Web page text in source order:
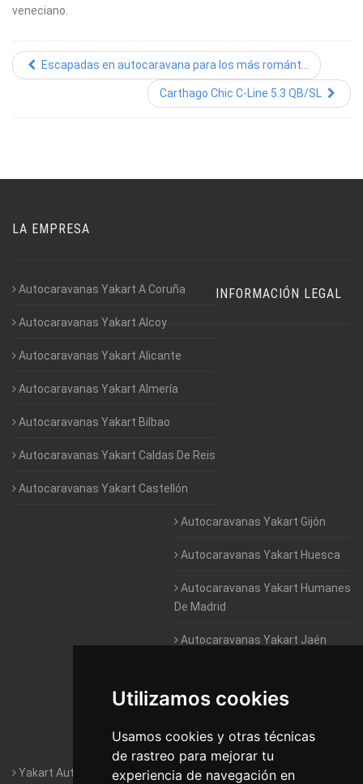
Utilizamos cookies
Usamos cookies y otras técnicas
de rastreo para mejorar tu
experiencia de navegación en
veneciano.
Escapadas en autocaravana para los más románt...
Carthago Chic C-Line 5.3 QB/SL
LA EMPRESA
Autocaravanas Yakart A Coruña
Autocaravanas Yakart Alcoy
Autocaravanas Yakart Alicante
Autocaravanas Yakart Almería
Autocaravanas Yakart Bilbao
Autocaravanas Yakart Caldas De Reis
Autocaravanas Yakart Castellón
Autocaravanas Yakart Gijón
Autocaravanas Yakart Huesca
Autocaravanas Yakart Humanes
De Madrid
Autocaravanas Yakart Jaén
Autocaravanas Yakart Valencia
Autocaravanas Yakart Vitoria
INFORMACIÓN LEGAL
Yakart Autocaravanas · La empresa